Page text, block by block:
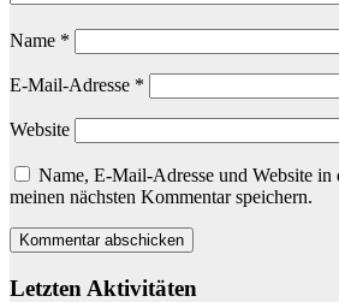
Name *
E-Mail-Adresse *
Website
Name, E-Mail-Adresse und Website in
meinen nächsten Kommentar speichern.
Letzten Aktivitäten